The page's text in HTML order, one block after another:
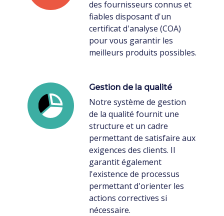
des fournisseurs connus et
fiables disposant d'un
certificat d'analyse (COA)
pour vous garantir les
meilleurs produits possibles.
Gestion de la qualité
Notre système de gestion
de la qualité fournit une
structure et un cadre
permettant de satisfaire aux
exigences des clients. Il
garantit également
l'existence de processus
permettant d'orienter les
actions correctives si
nécessaire.